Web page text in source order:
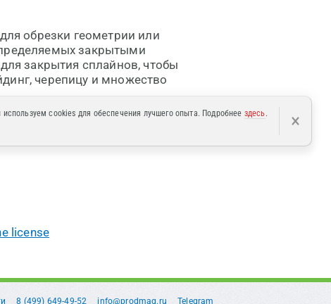
обрезки геометрии или
закрытыми
закрытия сплайнов, чтобы
черепицу и множество
license
8 (499) 649-49-52 info@prodmag.ru Telegram
cookies для обеспечения лучшего опыта. Подробнее здесь. ×